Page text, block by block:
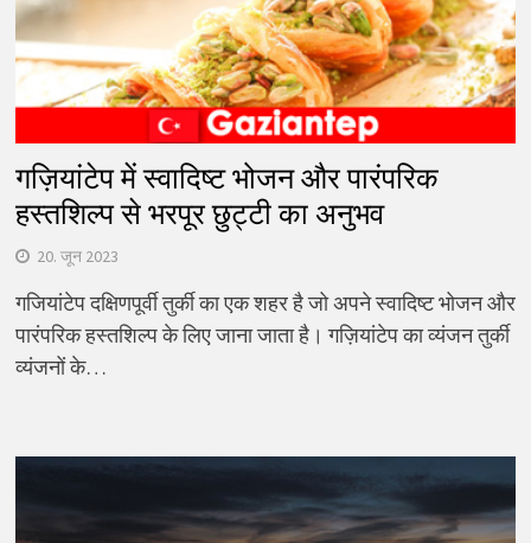
गज़ियांटेप में स्वादिष्ट भोजन और पारंपरिक
हस्तशिल्प से भरपूर छुट्टी का अनुभव
20. जून 2023
गजियांटेप दक्षिणपूर्वी तुर्की का एक शहर है जो अपने स्वादिष्ट भोजन और
पारंपरिक हस्तशिल्प के लिए जाना जाता है। गज़ियांटेप का व्यंजन तुर्की
व्यंजनों के…